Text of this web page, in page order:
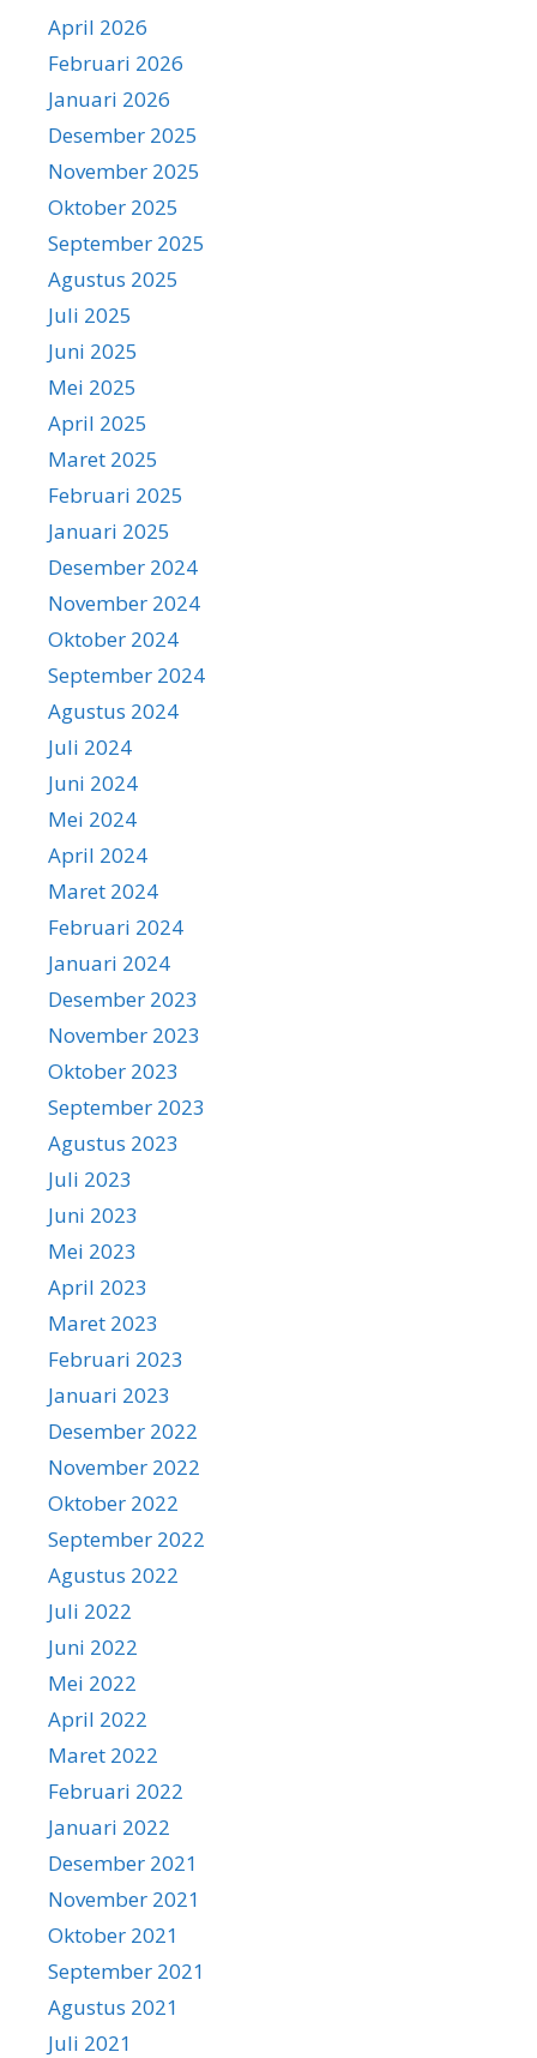
April 2026
Februari 2026
Januari 2026
Desember 2025
November 2025
Oktober 2025
September 2025
Agustus 2025
Juli 2025
Juni 2025
Mei 2025
April 2025
Maret 2025
Februari 2025
Januari 2025
Desember 2024
November 2024
Oktober 2024
September 2024
Agustus 2024
Juli 2024
Juni 2024
Mei 2024
April 2024
Maret 2024
Februari 2024
Januari 2024
Desember 2023
November 2023
Oktober 2023
September 2023
Agustus 2023
Juli 2023
Juni 2023
Mei 2023
April 2023
Maret 2023
Februari 2023
Januari 2023
Desember 2022
November 2022
Oktober 2022
September 2022
Agustus 2022
Juli 2022
Juni 2022
Mei 2022
April 2022
Maret 2022
Februari 2022
Januari 2022
Desember 2021
November 2021
Oktober 2021
September 2021
Agustus 2021
Juli 2021